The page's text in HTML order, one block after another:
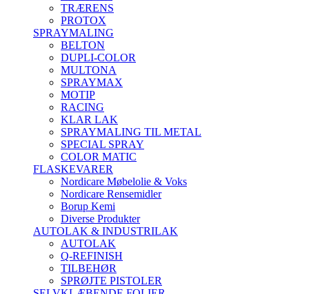
TRÆRENS
PROTOX
SPRAYMALING
BELTON
DUPLI-COLOR
MULTONA
SPRAYMAX
MOTIP
RACING
KLAR LAK
SPRAYMALING TIL METAL
SPECIAL SPRAY
COLOR MATIC
FLASKEVARER
Nordicare Møbelolie & Voks
Nordicare Rensemidler
Borup Kemi
Diverse Produkter
AUTOLAK & INDUSTRILAK
AUTOLAK
Q-REFINISH
TILBEHØR
SPRØJTE PISTOLER